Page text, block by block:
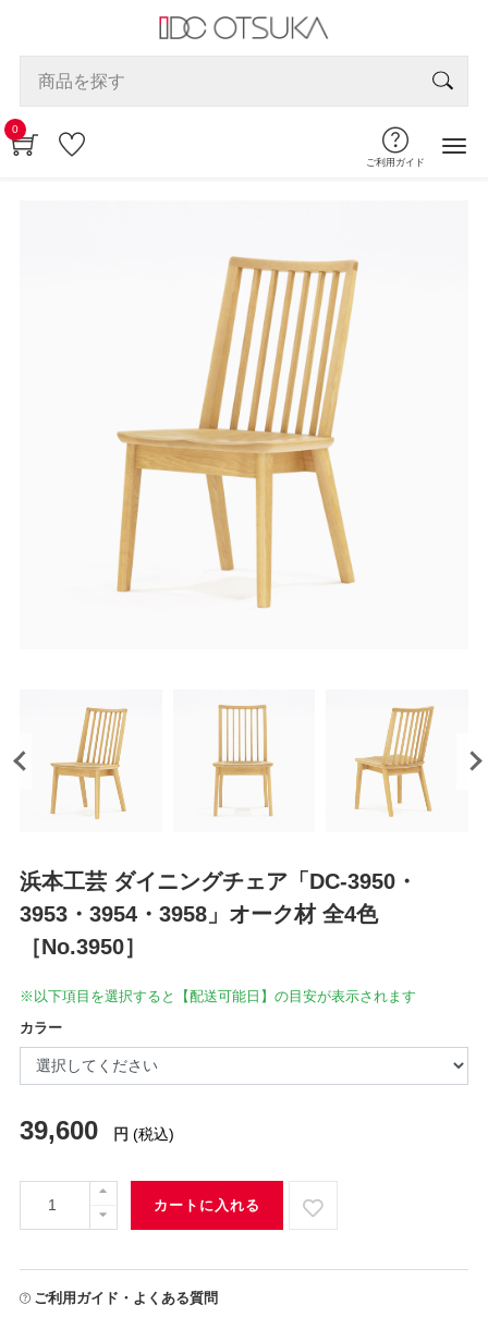
0
ご利用ガイド
浜本工芸 ダイニングチェア「DC-3950・
3953・3954・3958」オーク材 全4色
［No.3950］
※以下項目を選択すると【配送可能日】の目安が表示されます
カラー
39,600 円 (税込)
カートに入れる
ご利用ガイド・よくある質問